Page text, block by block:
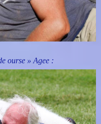
ourse » Agee :